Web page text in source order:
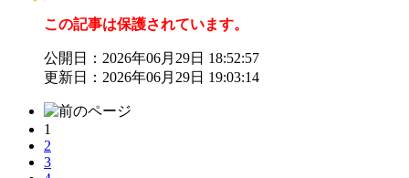
この記事は保護されています。
公開日：2026年06月29日 18:52:57
更新日：2026年06月29日 19:03:14
1
2
3